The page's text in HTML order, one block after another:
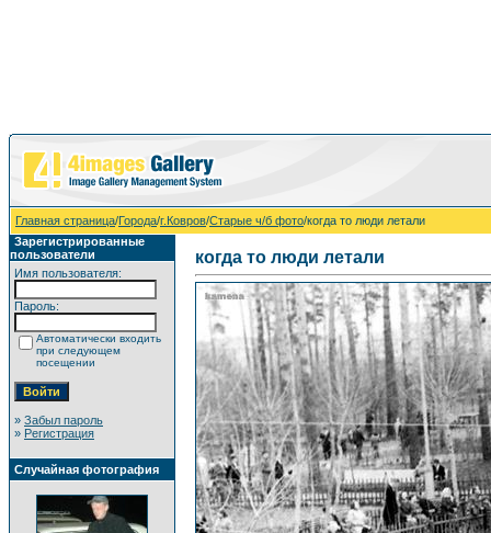
Главная страница/Города/г.Ковров/Старые ч/б фото/когда то люди летали
Зарегистрированные
пользователи
Имя пользователя:
Пароль:
Автоматически входить
при следующем
посещении
» Забыл пароль
» Регистрация
Случайная фотография
когда то люди летали